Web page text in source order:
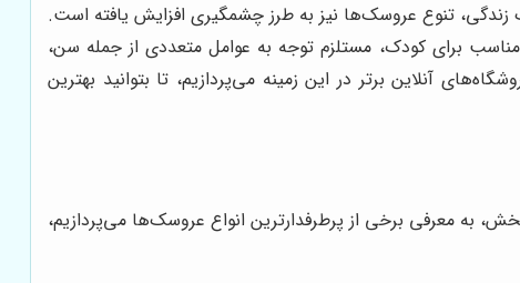
زندگی، تنوع عروسک‌ها نیز به طرز چشمگیری افزایش یافته است.
برای کودک، مستلزم توجه به عوامل متعددی از جمله سن،
آنلاین برتر در این زمینه می‌پردازیم، تا بتوانید بهترین
به معرفی برخی از پرطرفدارترین انواع عروسک‌ها می‌پردازیم،